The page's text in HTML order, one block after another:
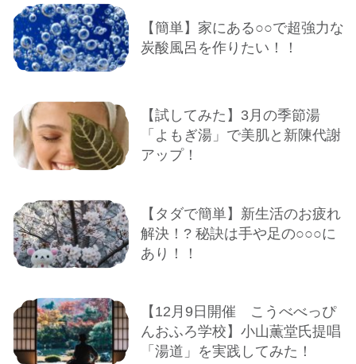
【簡単】家にある○○で超強力な
炭酸風呂を作りたい！！
【試してみた】3月の季節湯
「よもぎ湯」で美肌と新陳代謝
アップ！
【タダで簡単】新生活のお疲れ
解決！? 秘訣は手や足の○○○に
あり！！
【12月9日開催 こうべべっぴ
んおふろ学校】小山薫堂氏提唱
「湯道」を実践してみた！